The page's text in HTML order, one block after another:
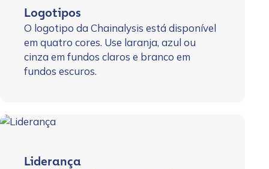
Logotipos
O logotipo da Chainalysis está disponível
em quatro cores. Use laranja, azul ou
cinza em fundos claros e branco em
fundos escuros.
Liderança